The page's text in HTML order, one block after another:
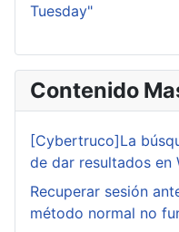
Tuesday"
Contenido
[Cybertruco]La
de dar resultados en
Recuperar sesión
método normal no